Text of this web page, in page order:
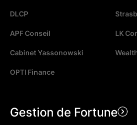
DLCP
APF Conseil LK
Cabinet Yassonowski
OPTI Finance
Gestion de Fortune